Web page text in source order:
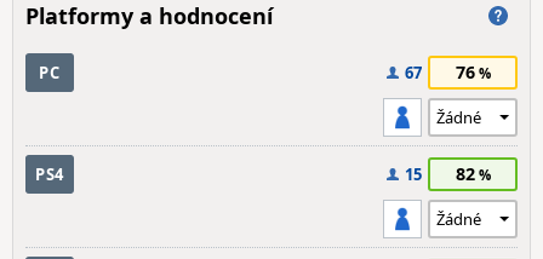
Platformy a hodnocení
PC 67 76
PS4 15 82